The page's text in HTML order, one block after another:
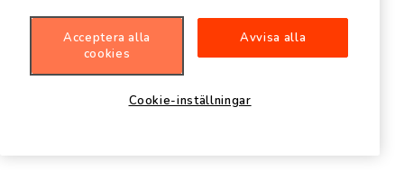
Acceptera alla
cookies
Avvisa alla
Cookie-inställningar